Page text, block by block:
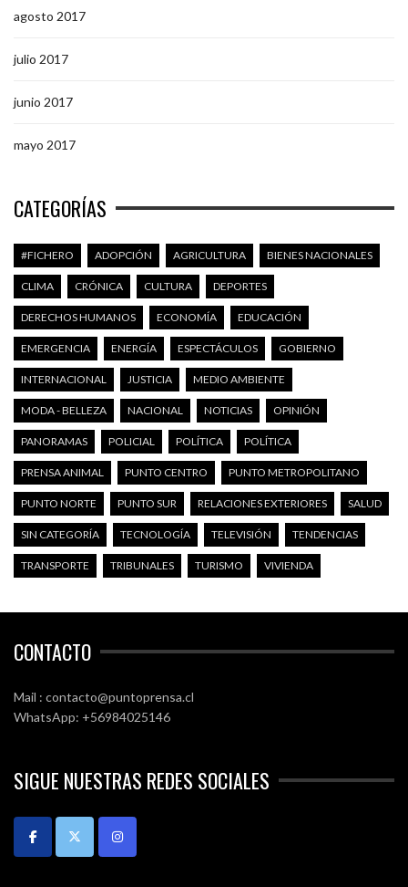
agosto 2017
julio 2017
junio 2017
mayo 2017
CATEGORÍAS
#FICHERO ADOPCIÓN AGRICULTURA BIENES NACIONALES
CLIMA CRÓNICA CULTURA DEPORTES
DERECHOS HUMANOS ECONOMÍA EDUCACIÓN
EMERGENCIA ENERGÍA ESPECTÁCULOS GOBIERNO
INTERNACIONAL JUSTICIA MEDIO AMBIENTE
MODA - BELLEZA NACIONAL NOTICIAS OPINIÓN
PANORAMAS POLICIAL POLÍTICA POLÍTICA
PRENSA ANIMAL PUNTO CENTRO PUNTO METROPOLITANO
PUNTO NORTE PUNTO SUR RELACIONES EXTERIORES SALUD
SIN CATEGORÍA TECNOLOGÍA TELEVISIÓN TENDENCIAS
TRANSPORTE TRIBUNALES TURISMO VIVIENDA
CONTACTO
Mail : contacto@puntoprensa.cl
WhatsApp: +56984025146
SIGUE NUESTRAS REDES SOCIALES